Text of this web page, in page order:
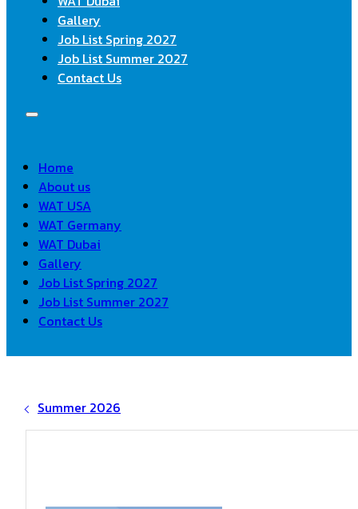
Gallery
Job List Spring 2027
Job List Summer 2027
Contact Us
Home
About us
WAT USA
WAT Germany
WAT Dubai
Gallery
Job List Spring 2027
Job List Summer 2027
Contact Us
Summer 2026